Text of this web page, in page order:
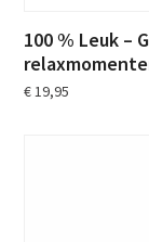
100 % Leuk –
€19,95